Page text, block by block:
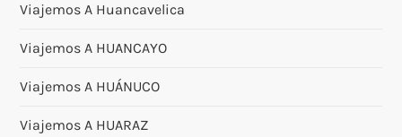
Viajemos A Huancavelica
Viajemos A HUANCAYO
Viajemos A HUÁNUCO
Viajemos A HUARAZ